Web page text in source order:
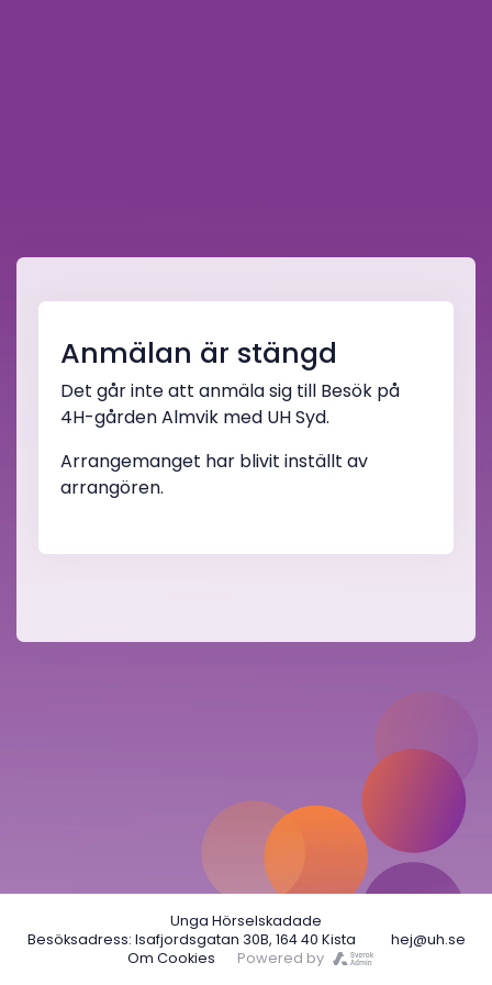
Anmälan är stängd
Det går inte att anmäla sig till Besök på
4H-gården Almvik med UH Syd.
Arrangemanget har blivit inställt av
arrangören.
Om Cookies Powered by
Unga Hörselskadade
Besöksadress: Isafjordsgatan 30B, 164 40 Kista
hej@uh.se